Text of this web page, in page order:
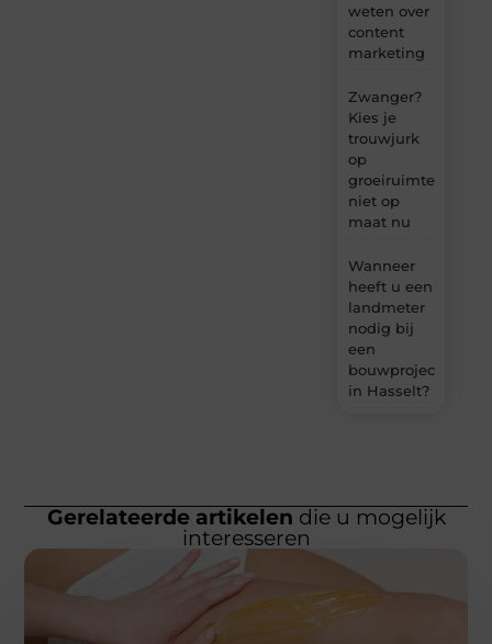
weten over
content
marketing
Zwanger?
Kies je
trouwjurk
op
groeiruimte,
niet op
maat nu
Wanneer
heeft u een
landmeter
nodig bij
een
bouwproject
in Hasselt?
Gerelateerde artikelen die u mogelijk
interesseren